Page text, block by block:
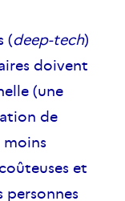
(deep-tech)
doivent
(une
de
et
personnes